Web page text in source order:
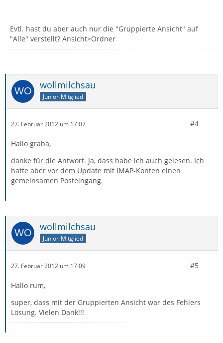
Evtl. hast du aber auch nur die "Gruppierte Ansicht" auf
"Alle" verstellt? Ansicht>Ordner
wollmilchsau
Junior-Mitglied
27. Februar 2012 um 17:07 #4
Hallo graba,
danke für die Antwort. Ja, dass habe ich auch gelesen. Ich
hatte aber vor dem Update mit IMAP-Konten einen
gemeinsamen Posteingang.
wollmilchsau
Junior-Mitglied
27. Februar 2012 um 17:09 #5
Hallo rum,
super, dass mit der Gruppierten Ansicht war des Fehlers
Lösung. Vielen Dank!!!